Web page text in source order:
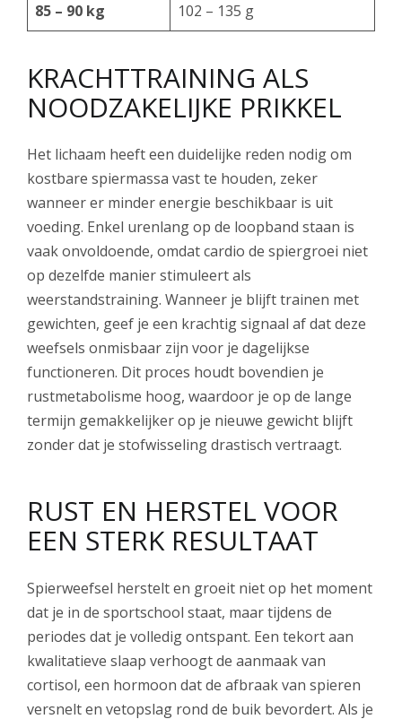
85 – 90 kg
102 – 135 g
KRACHTTRAINING ALS
NOODZAKELIJKE PRIKKEL
Het lichaam heeft een duidelijke reden nodig om
kostbare spiermassa vast te houden, zeker
wanneer er minder energie beschikbaar is uit
voeding. Enkel urenlang op de loopband staan is
vaak onvoldoende, omdat cardio de spiergroei niet
op dezelfde manier stimuleert als
weerstandstraining. Wanneer je blijft trainen met
gewichten, geef je een krachtig signaal af dat deze
weefsels onmisbaar zijn voor je dagelijkse
functioneren. Dit proces houdt bovendien je
rustmetabolisme hoog, waardoor je op de lange
termijn gemakkelijker op je nieuwe gewicht blijft
zonder dat je stofwisseling drastisch vertraagt.
RUST EN HERSTEL VOOR
EEN STERK RESULTAAT
Spierweefsel herstelt en groeit niet op het moment
dat je in de sportschool staat, maar tijdens de
periodes dat je volledig ontspant. Een tekort aan
kwalitatieve slaap verhoogt de aanmaak van
cortisol, een hormoon dat de afbraak van spieren
versnelt en vetopslag rond de buik bevordert. Als je